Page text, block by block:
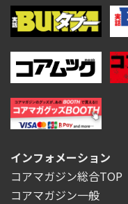
インフォメーション
コアマガジン総合TOP
コアマガジン一般